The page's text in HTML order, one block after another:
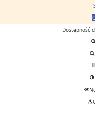
Dostępność